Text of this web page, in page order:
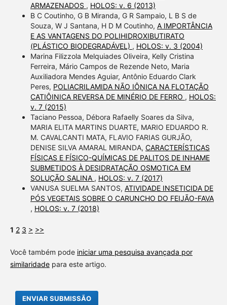
ARMAZENADOS , HOLOS: v. 6 (2013)
B C Coutinho, G B Miranda, G R Sampaio, L B S de
Souza, W J Santana, H D M Coutinho, A IMPORTÂNCIA
E AS VANTAGENS DO POLIHIDROXIBUTIRATO
(PLÁSTICO BIODEGRADÁVEL) , HOLOS: v. 3 (2004)
Marina Filizzola Melquiades Oliveira, Kelly Cristina
Ferreira, Mário Campos de Rezende Neto, Maria
Auxiliadora Mendes Aguiar, Antônio Eduardo Clark
Peres, POLIACRILAMIDA NÃO IÔNICA NA FLOTAÇÃO
CATIÔINICA REVERSA DE MINÉRIO DE FERRO , HOLOS:
v. 7 (2015)
Taciano Pessoa, Débora Rafaelly Soares da Silva,
MARIA ELITA MARTINS DUARTE, MARIO EDUARDO R.
M. CAVALCANTI MATA, FLAVIO FARIAS GURJÃO,
DENISE SILVA AMARAL MIRANDA, CARACTERÍSTICAS
FÍSICAS E FÍSICO-QUÍMICAS DE PALITOS DE INHAME
SUBMETIDOS À DESIDRATAÇÃO OSMOTICA EM
SOLUÇÃO SALINA , HOLOS: v. 7 (2017)
VANUSA SUELMA SANTOS, ATIVIDADE INSETICIDA DE
PÓS VEGETAIS SOBRE O CARUNCHO DO FEIJÃO-FAVA
, HOLOS: v. 7 (2018)
1 2 3 > >>
Você também pode iniciar uma pesquisa avançada por
similaridadepara este artigo.
ENVIAR SUBMISSÃO